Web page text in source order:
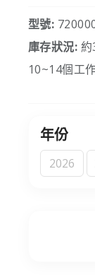
型號:
庫存狀況:
10~14個工
年份
2026